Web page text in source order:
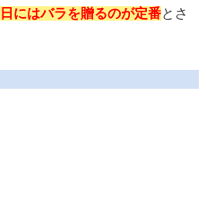
にはバラを贈るのが定番とさ